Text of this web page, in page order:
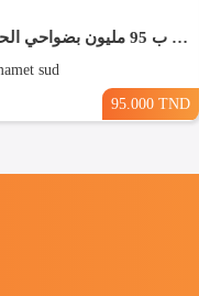
فرصصصة منزل للبيع ب 95 مليون بضواحي الحمامات 99958728
sud
95.000 TND